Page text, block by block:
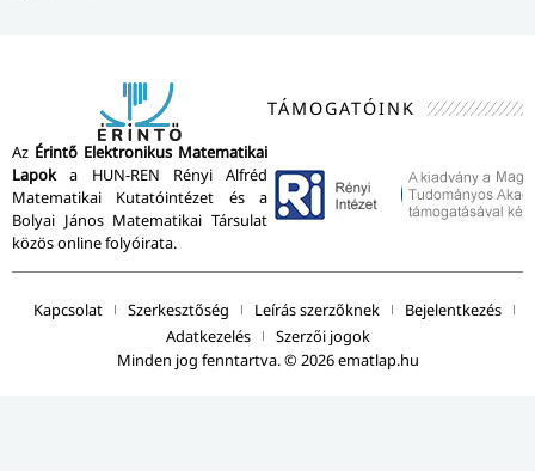
Az Érintő Elektronikus Matematikai
Lapoka HUN-REN Rényi Alfréd
Matematikai Kutatóintézet és a
Bolyai János Matematikai Társulat
közös online folyóirata.
TÁMOGATÓINK
Minden jog fenntartva. © 2026 ematlap.hu
Kapcsolat Szerkesztőség Leírás szerzőknek
Bejelentkezés
Adatkezelés
Szerzői jogok